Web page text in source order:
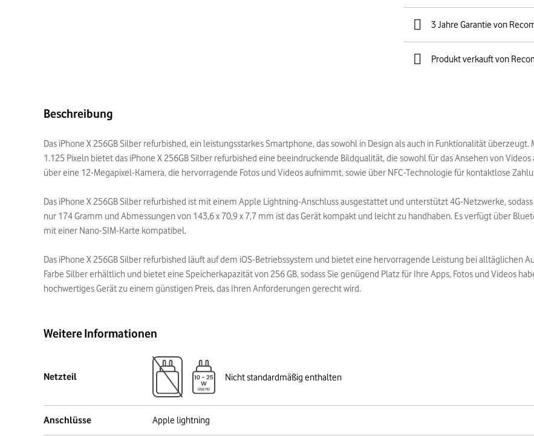
3 Jahre Garantie von
Produkt verkauft von
Beschreibung
Das iPhone X 256GB Silber refurbished, ein leistungsstarkes Smartphone, das sowohl in Design als auch in Funktionalität
1.125 Pixeln bietet das iPhone X 256GB Silber refurbished eine beeindruckende Bildqualität, die sowohl für das Ansehen von
über eine 12-Megapixel-Kamera, die hervorragende Fotos und Videos aufnimmt, sowie über NFC-Technologie für kontaktlose
Das iPhone X 256GB Silber refurbished ist mit einem Apple Lightning-Anschluss ausgestattet und unterstützt 4G-Netzwerke,
nur 174 Gramm und Abmessungen von 143,6 x 70,9 x 7,7 mm ist das Gerät kompakt und leicht zu handhaben. Es verfügt über
mit einer Nano-SIM-Karte kompatibel.
Das iPhone X 256GB Silber refurbished läuft auf dem iOS-Betriebssystem und bietet eine hervorragende Leistung bei alltäglichen
Farbe Silber erhältlich und bietet eine Speicherkapazität von 256 GB, sodass Sie genügend Platz für Ihre Apps, Fotos und Videos
hochwertiges Gerät zu einem günstigen Preis, das Ihren Anforderungen gerecht wird.
Weitere Informationen
Netzteil Nicht standardmäßig enthalten
Anschlüsse Apple lightning